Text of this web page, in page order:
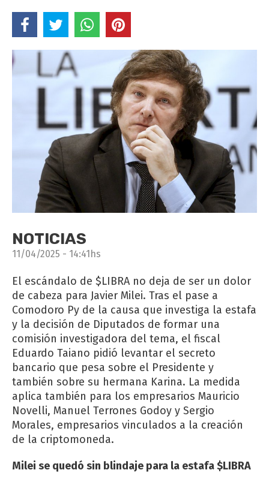
NOTICIAS
11/04/2025 - 14:41hs
El escándalo de $LIBRA no deja de ser un dolor
de cabeza para Javier Milei. Tras el pase a
Comodoro Py de la causa que investiga la estafa
y la decisión de Diputados de formar una
comisión investigadora del tema, el fiscal
Eduardo Taiano pidió levantar el secreto
bancario que pesa sobre el Presidente y
también sobre su hermana Karina. La medida
aplica también para los empresarios Mauricio
Novelli, Manuel Terrones Godoy y Sergio
Morales, empresarios vinculados a la creación
de la criptomoneda.
Milei se quedó sin blindaje para la estafa $LIBRA